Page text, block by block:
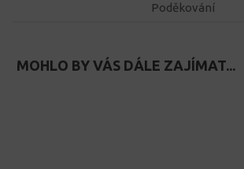
Poděkování
MOHLO BY VÁS DÁLE ZAJÍMAT...